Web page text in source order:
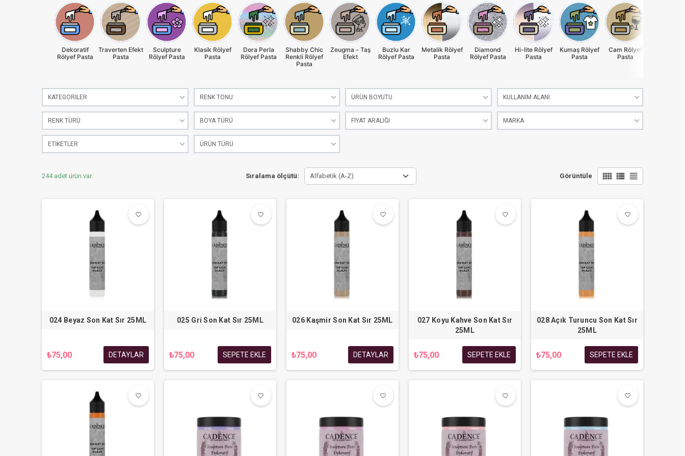
Dekoratif
Rölyef Pasta
Traverten Efekt
Pasta
Sculpture
Rölyef Pasta
Klasik Rölyef
Pasta
Dora Perla
Rölyef Pasta
Shabby Chic
Renkli Rölyef
Pasta
Zeugma - Taş
Efekt
Buzlu Kar
Rölyef Pasta
Metalik Rölyef
Pasta
Diamond
Rölyef Pasta
Hi-lite Rölyef
Pasta
Kumaş Rölyef
Pasta
Cam Rölyef
Pasta
KATEGORILER RENK TONU ÜRÜN BOYUTU KULLANIM ALANI
RENK TÜRÜ BOYA TÜRÜ FIYAT ARALIĞI MARKA
ETIKETLER ÜRÜN TÜRÜ
Sıralama ölçütü: Alfabetik (A-Z) Görüntüle view_comfy view_list view_headline
244 adet ürün var.
favorite_border
favorite_border
024 Beyaz Son Kat Sır 25ML
₺75,00 DETAYLAR
favorite_border
favorite_border
025 Gri Son Kat Sır 25ML
₺75,00 SEPETE EKLE
favorite_border
favorite_border
026 Kaşmir Son Kat Sır 25ML
₺75,00 DETAYLAR
favorite_border
favorite_border
027 Koyu Kahve Son Kat Sır
25ML
₺75,00 SEPETE EKLE
favorite_border
favorite_border
028 Açık Turuncu Son Kat Sır
25ML
₺75,00 SEPETE EKLE
favorite_border
favorite_border favorite_border
favorite_border favorite_border
favorite_border favorite_border
favorite_border favorite_border
favorite_border